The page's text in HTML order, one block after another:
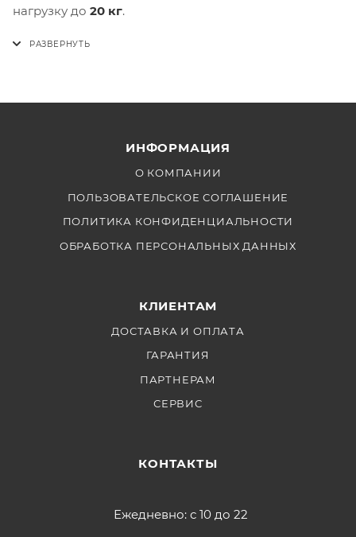
нагрузку до 20 кг.
ИНФОРМАЦИЯ
О КОМПАНИИ
ПОЛЬЗОВАТЕЛЬСКОЕ СОГЛАШЕНИЕ
ПОЛИТИКА КОНФИДЕНЦИАЛЬНОСТИ
ОБРАБОТКА ПЕРСОНАЛЬНЫХ ДАННЫХ
КЛИЕНТАМ
ДОСТАВКА И ОПЛАТА
ГАРАНТИЯ
ПАРТНЕРАМ
СЕРВИС
КОНТАКТЫ
Ежедневно: с 10 до 22